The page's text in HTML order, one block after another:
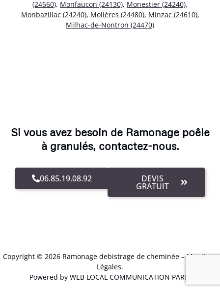
(24560), Monfaucon (24130), Monestier (24240),
Monbazillac (24240), Molières (24480), Minzac (24610),
Milhac-de-Nontron (24470)
Si vous avez besoin de Ramonage poêle
à granulés, contactez-nous.
06.85.19.08.92 DEVIS
GRATUIT
Copyright © 2026 Ramonage debistrage de cheminée –Mentions
Légales.
Powered by WEB LOCAL COMMUNICATION PARIS